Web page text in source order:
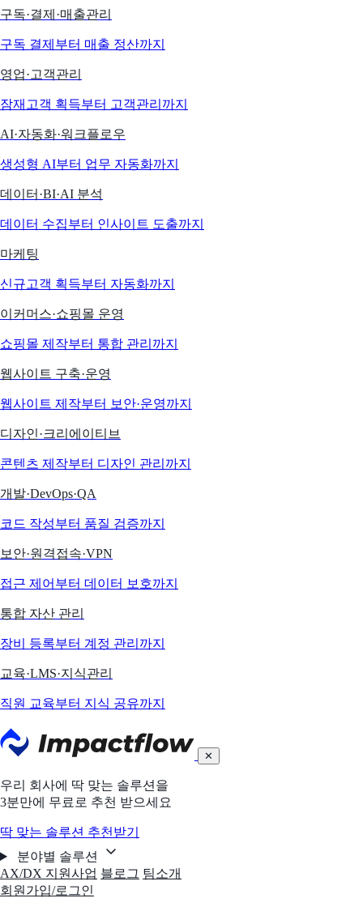
구독·결제·매출관리
구독 결제부터 매출 정산까지
영업·고객관리
잠재고객 획득부터 고객관리까지
AI·자동화·워크플로우
생성형 AI부터 업무 자동화까지
데이터·BI·AI 분석
데이터 수집부터 인사이트 도출까지
마케팅
신규고객 획득부터 자동화까지
이커머스·쇼핑몰 운영
쇼핑몰 제작부터 통합 관리까지
웹사이트 구축·운영
웹사이트 제작부터 보안·운영까지
디자인·크리에이티브
콘텐츠 제작부터 디자인 관리까지
개발·DevOps·QA
코드 작성부터 품질 검증까지
보안·원격접속·VPN
접근 제어부터 데이터 보호까지
통합 자산 관리
장비 등록부터 계정 관리까지
교육·LMS·지식관리
직원 교육부터 지식 공유까지
✕
우리 회사에 딱 맞는 솔루션을
3분만에 무료로 추천 받으세요
딱 맞는 솔루션 추천받기
분야별 솔루션
AX/DX 지원사업 블로그 팀소개
회원가입/로그인